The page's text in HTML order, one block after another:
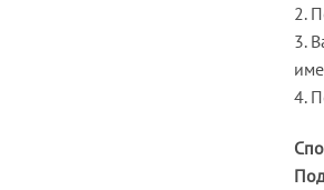
2.
3.
4.